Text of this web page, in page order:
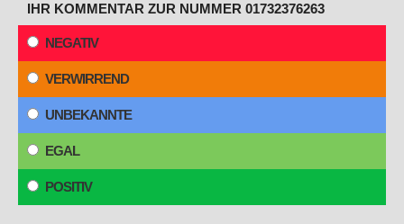
IHR KOMMENTAR ZUR NUMMER 01732376263
NEGATIV
VERWIRREND
UNBEKANNTE
EGAL
POSITIV